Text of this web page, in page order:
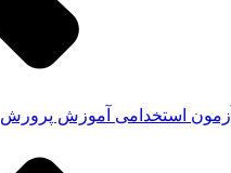
آزمون استخدامی آموزش پرورش